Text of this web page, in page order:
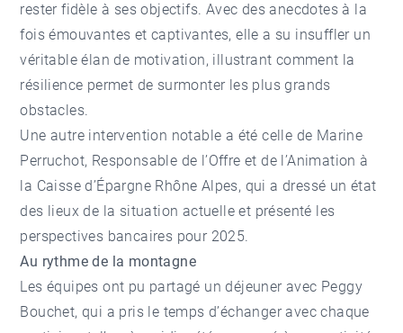
rester fidèle à ses objectifs. Avec des anecdotes à la
fois émouvantes et captivantes, elle a su insuffler un
véritable élan de motivation, illustrant comment la
résilience permet de surmonter les plus grands
obstacles.
Une autre intervention notable a été celle de Marine
Perruchot, Responsable de l’Offre et de l’Animation à
la Caisse d’Épargne Rhône Alpes, qui a dressé un état
des lieux de la situation actuelle et présenté les
perspectives bancaires pour 2025.
Au rythme de la montagne
Les équipes ont pu partagé un déjeuner avec Peggy
Bouchet, qui a pris le temps d’échanger avec chaque